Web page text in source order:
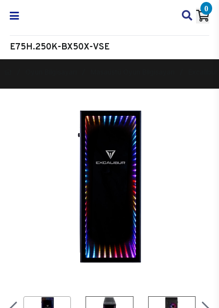
0
E75H.250K-BX50X-VSE